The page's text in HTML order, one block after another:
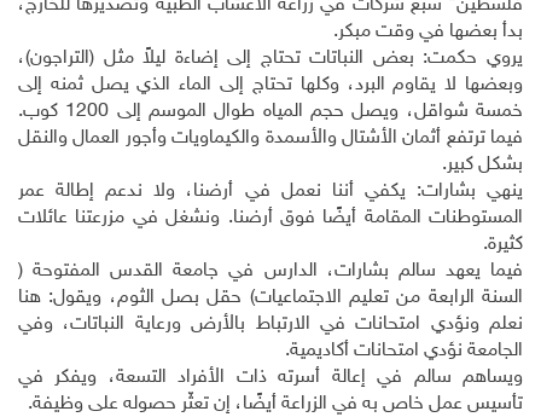
فلسطين" سبع شركات في زراعة الأعشاب الطبية وتصديرها للخارج،
بدأ بعضها في وقت مبكر.
يروي حكمت: بعض النباتات تحتاج إلى إضاءة ليلاً مثل (التراجون)،
وبعضها لا يقاوم البرد، وكلها تحتاج إلى الماء الذي يصل ثمنه إلى
خمسة شواقل، ويصل حجم المياه طوال الموسم إلى 1200 كوب.
فيما ترتفع أثمان الأشتال والأسمدة والكيماويات وأجور العمال والنقل
بشكل كبير.
ينهي بشارات: يكفي أننا نعمل في أرضنا، ولا ندعم إطالة عمر
المستوطنات المقامة أيضًا فوق أرضنا. ونشغل في مزرعتنا عائلات
كثيرة.
فيما يعهد سالم بشارات، الدارس في جامعة القدس المفتوحة (
السنة الرابعة من تعليم الاجتماعيات) حقل بصل الثوم، ويقول: هنا
نعلم ونؤدي امتحانات في الارتباط بالأرض ورعاية النباتات، وفي
الجامعة نؤدي امتحانات أكاديمية.
ويساهم سالم في إعالة أسرته ذات الأفراد التسعة، ويفكر في
تأسيس عمل خاص به في الزراعة أيضًا، إن تعثّر حصوله على وظيفة.